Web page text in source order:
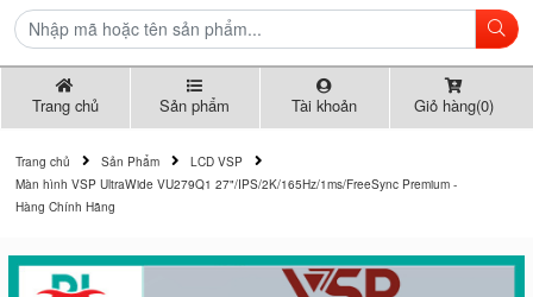
Trang chủ Sản phẩm Tài khoản Giỏ hàng(0)
Trang chủ Sản Phẩm
LCD VSP
Màn hình VSP UltraWide VU279Q1 27"/IPS/2K/165Hz/1ms/FreeSync Premium -
Hàng Chính Hãng